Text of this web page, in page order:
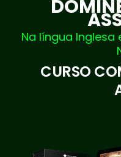
Na língua
CURSO